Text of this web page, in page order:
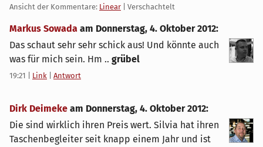
Ansicht der Kommentare: Linear | Verschachtelt
Markus Sowada am Donnerstag, 4. Oktober 2012:
Das schaut sehr sehr schick aus! Und könnte auch
was für mich sein. Hm .. grübel
19:21 Link Antwort
Dirk Deimeke am Donnerstag, 4. Oktober 2012:
Die sind wirklich ihren Preis wert. Silvia hat ihren
Taschenbegleiter seit knapp einem Jahr und ist